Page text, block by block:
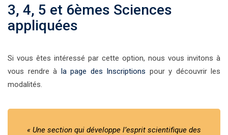
3, 4, 5 et 6èmes Sciences
appliquées
Si vous êtes intéressé par cette option, nous vous invitons à
vous rendre à la page des Inscriptions pour y découvrir les
modalités.
« Une section qui développe l’esprit scientifique des